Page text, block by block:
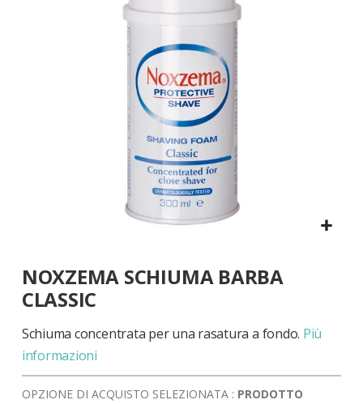
all'inizio
della
galleria
di
immagini
NOXZEMA SCHIUMA BARBA
CLASSIC
Schiuma concentrata per una rasatura a fondo. Più
informazioni
OPZIONE DI ACQUISTO SELEZIONATA : PRODOTTO